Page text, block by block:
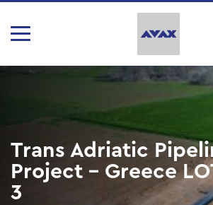
Trans Adriatic
Project – Greece
3